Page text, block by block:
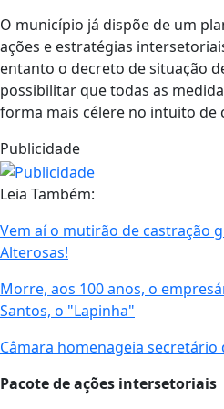
O município já dispõe de um
ações e estratégias
entanto o decreto de situação
possibilitar que todas as
forma mais célere no intuito de
Publicidade
Leia Também:
Vem aí o mutirão de castração
Alterosas!
Morre, aos 100 anos, o
Santos, o "Lapinha"
Câmara homenageia secretário
Pacote de ações intersetoriais